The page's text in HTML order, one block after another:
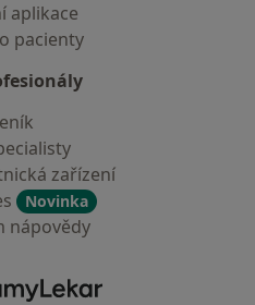
aplikace
pacienty
zařízení
Novinka
nápovědy
ZnamyLekar - Hlavní stránka